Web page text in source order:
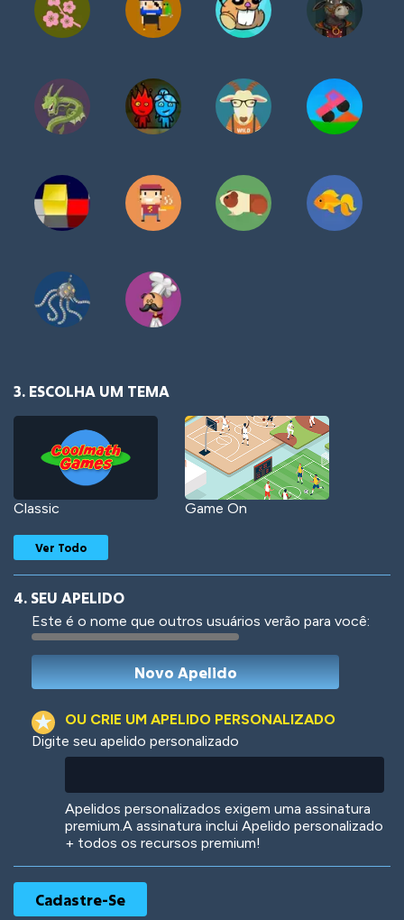
3. ESCOLHA UM TEMA
Classic Game On
Woof Jungle Cats
Ver Todo
4. SEU APELIDO
Este é o nome que outros usuários verão para você:
OU CRIE UM APELIDO PERSONALIZADO
Digite seu apelido personalizado
Apelidos personalizados exigem uma assinatura
premium.A assinatura inclui Apelido personalizado
+ todos os recursos premium!